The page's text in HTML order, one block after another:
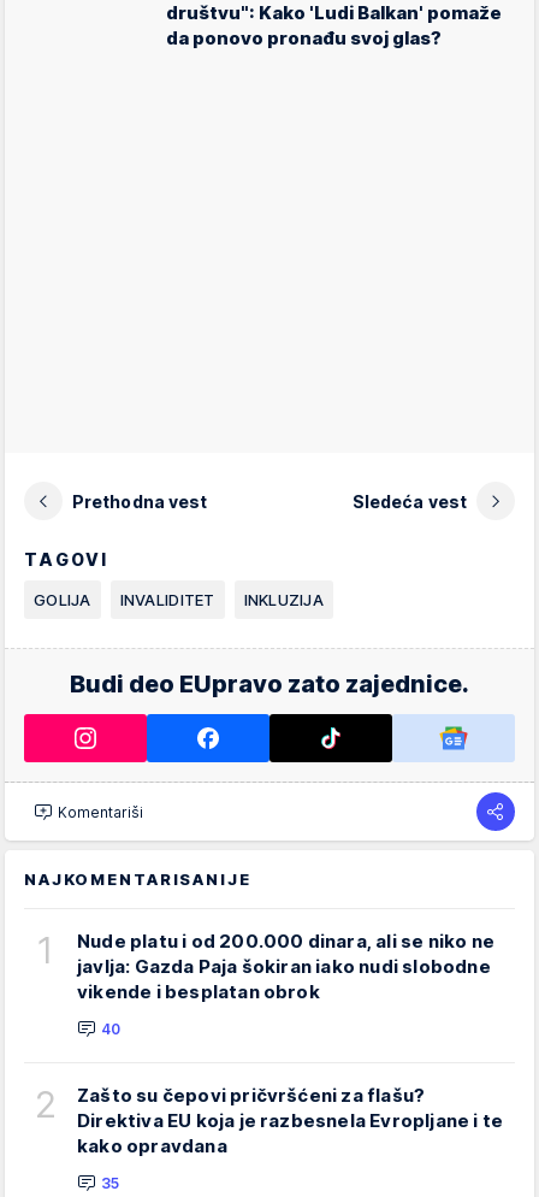
društvu": Kako 'Ludi Balkan' pomaže
da ponovo pronađu svoj glas?
Prethodna vest Sledeća vest
TAGOVI
GOLIJA INVALIDITET INKLUZIJA
Budi deo EUpravo zato zajednice.
Komentariši
NAJKOMENTARISANIJE
1
Nude platu i od 200.000 dinara, ali se niko ne
javlja: Gazda Paja šokiran iako nudi slobodne
vikende i besplatan obrok
40
2
Zašto su čepovi pričvršćeni za flašu?
Direktiva EU koja je razbesnela Evropljane i te
kako opravdana
35